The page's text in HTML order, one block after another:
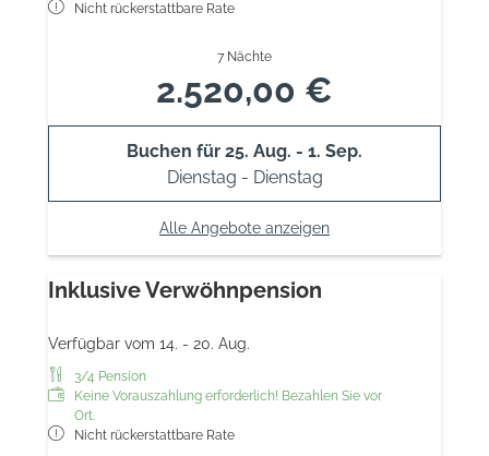
Nicht rückerstattbare Rate
7 Nächte
2.520,00 €
Buchen für 25. Aug. - 1. Sep.
Dienstag - Dienstag
Alle Angebote anzeigen
Inklusive Verwöhnpension
Verfügbar vom 14. - 20. Aug.
3/4 Pension
Keine Vorauszahlung erforderlich! Bezahlen Sie vor
Ort.
Nicht rückerstattbare Rate